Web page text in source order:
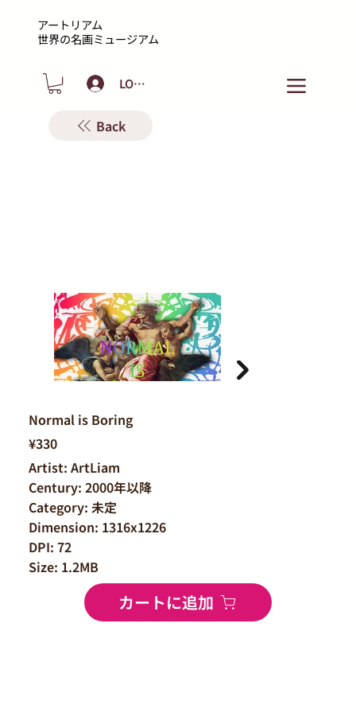
アートリアム
​世界の名画ミュージアム
LOGIN
Back
¥330
Artist: ArtLiam
Century: 2000年以降
Category: 未定
Dimension: 1316x1226
DPI: 72
Size: 1.2MB
カートに追加
Normal is Boring